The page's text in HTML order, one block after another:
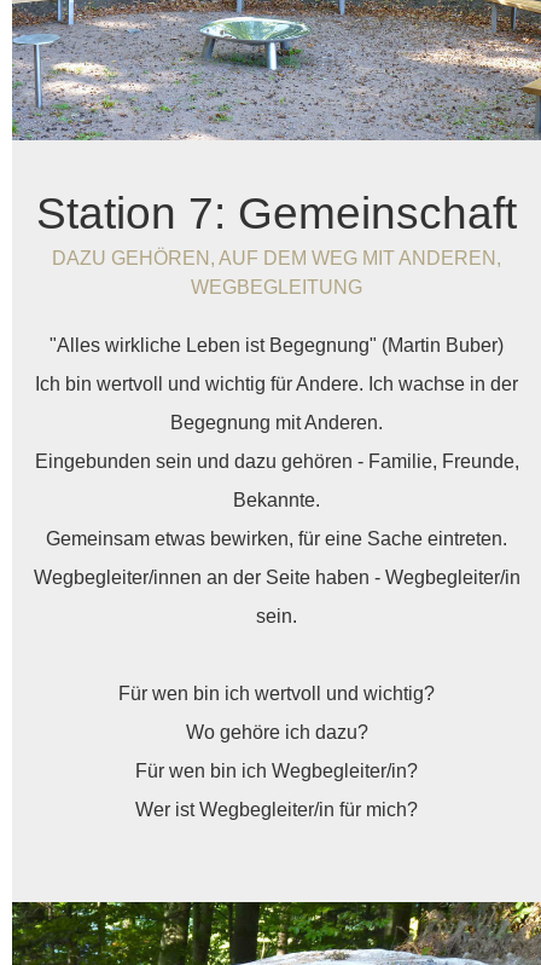
Station 7: Gemeinschaft
DAZU GEHÖREN, AUF DEM WEG MIT ANDEREN,
WEGBEGLEITUNG
"Alles wirkliche Leben ist Begegnung" (Martin Buber)
Ich bin wertvoll und wichtig für Andere. Ich wachse in der
Begegnung mit Anderen.
Eingebunden sein und dazu gehören - Familie, Freunde,
Bekannte.
Gemeinsam etwas bewirken, für eine Sache eintreten.
Wegbegleiter/innen an der Seite haben - Wegbegleiter/in
sein.
Für wen bin ich wertvoll und wichtig?
Wo gehöre ich dazu?
Für wen bin ich Wegbegleiter/in?
Wer ist Wegbegleiter/in für mich?